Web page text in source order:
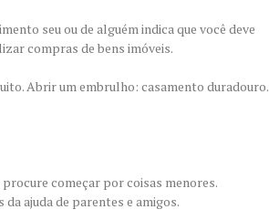
seu ou de alguém indica que você deve
compras de bens imóveis.
Abrir um embrulho: casamento duradouro.
começar por coisas menores.
ajuda de parentes e amigos.